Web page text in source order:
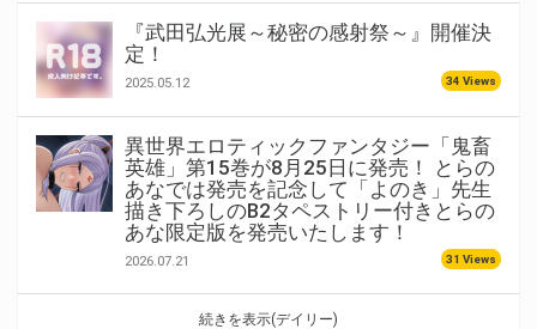
『武田弘光展～秘密の感射祭～』開催決
定！
2025.05.12 34 Views
異世界エロティックファンタジー「鬼畜
英雄」第15巻が8月25日に発売！ とらの
あなでは発売を記念して「よのき」先生
描き下ろしのB2タペストリー付きとらの
あな限定版を発売いたします！
2026.07.21 31 Views
続きを表示(デイリー)